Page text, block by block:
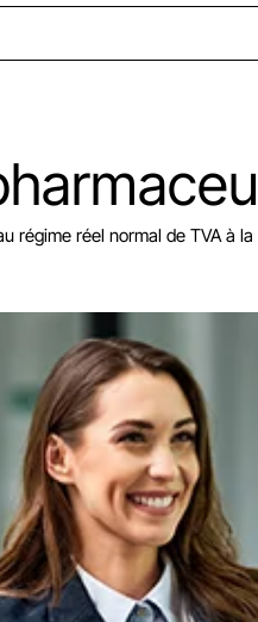
régime réel normal de TVA à